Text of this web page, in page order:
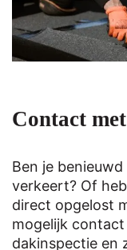
Contact
Ben je
verkeert? Of
direct opgelost
mogelijk
dakinspectie en